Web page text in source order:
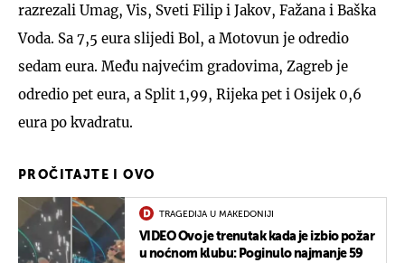
razrezali Umag, Vis, Sveti Filip i Jakov, Fažana i Baška
Voda. Sa 7,5 eura slijedi Bol, a Motovun je odredio
sedam eura. Među najvećim gradovima, Zagreb je
odredio pet eura, a Split 1,99, Rijeka pet i Osijek 0,6
eura po kvadratu.
PROČITAJTE I OVO
TRAGEDIJA U MAKEDONIJI
VIDEO Ovo je trenutak kada je izbio požar
u noćnom klubu: Poginulo najmanje 59